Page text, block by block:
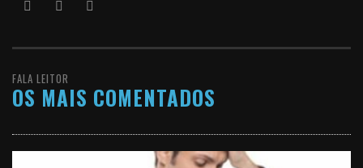
FALA LEITOR
OS MAIS COMENTADOS